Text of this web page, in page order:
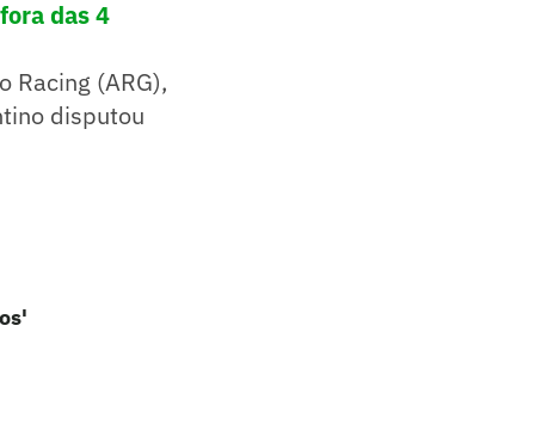
das 4
Racing (ARG),
disputou